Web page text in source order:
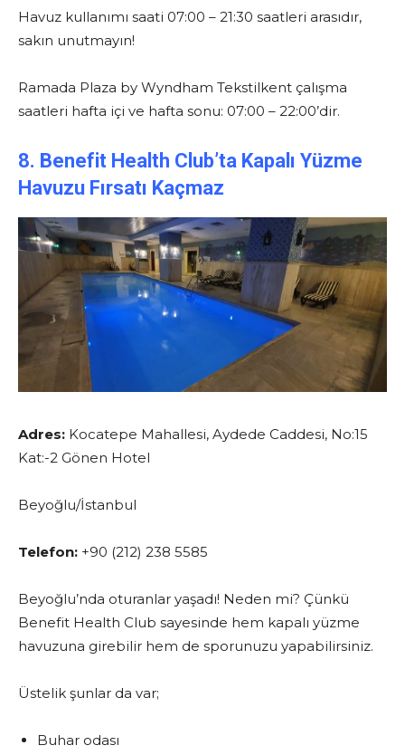
Havuz kullanımı saati 07:00 – 21:30 saatleri arasıdır,
sakın unutmayın!
Ramada Plaza by Wyndham Tekstilkent çalışma
saatleri hafta içi ve hafta sonu: 07:00 – 22:00’dir.
8. Benefit Health Club’ta Kapalı Yüzme
Havuzu Fırsatı Kaçmaz
Adres: Kocatepe Mahallesi, Aydede Caddesi, No:15
Kat:-2 Gönen Hotel
Beyoğlu/İstanbul
Telefon: +90 (212) 238 5585
Beyoğlu’nda oturanlar yaşadı! Neden mi? Çünkü
Benefit Health Club sayesinde hem kapalı yüzme
havuzuna girebilir hem de sporunuzu yapabilirsiniz.
Üstelik şunlar da var;
Buhar odası